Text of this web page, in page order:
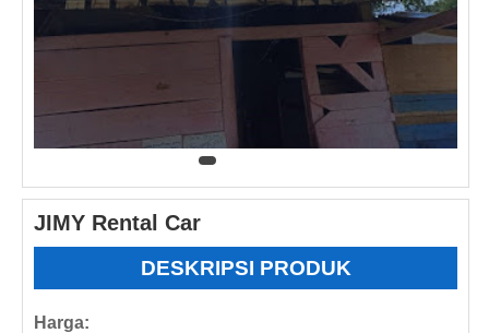
JIMY Rental Car
DESKRIPSI PRODUK
Harga: